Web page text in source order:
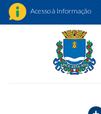
Acesso à Informação